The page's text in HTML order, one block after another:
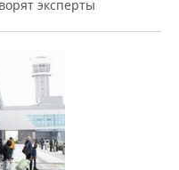
эксперты